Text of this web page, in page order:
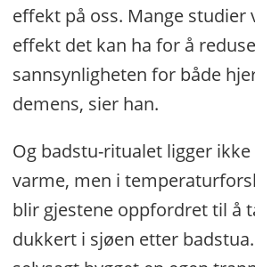
effekt på oss. Mange studier
effekt det kan ha for å
sannsynligheten for både
demens, sier han.
Og badstu-ritualet ligger
varme, men i
blir gjestene oppfordret til å
dukkert i sjøen etter